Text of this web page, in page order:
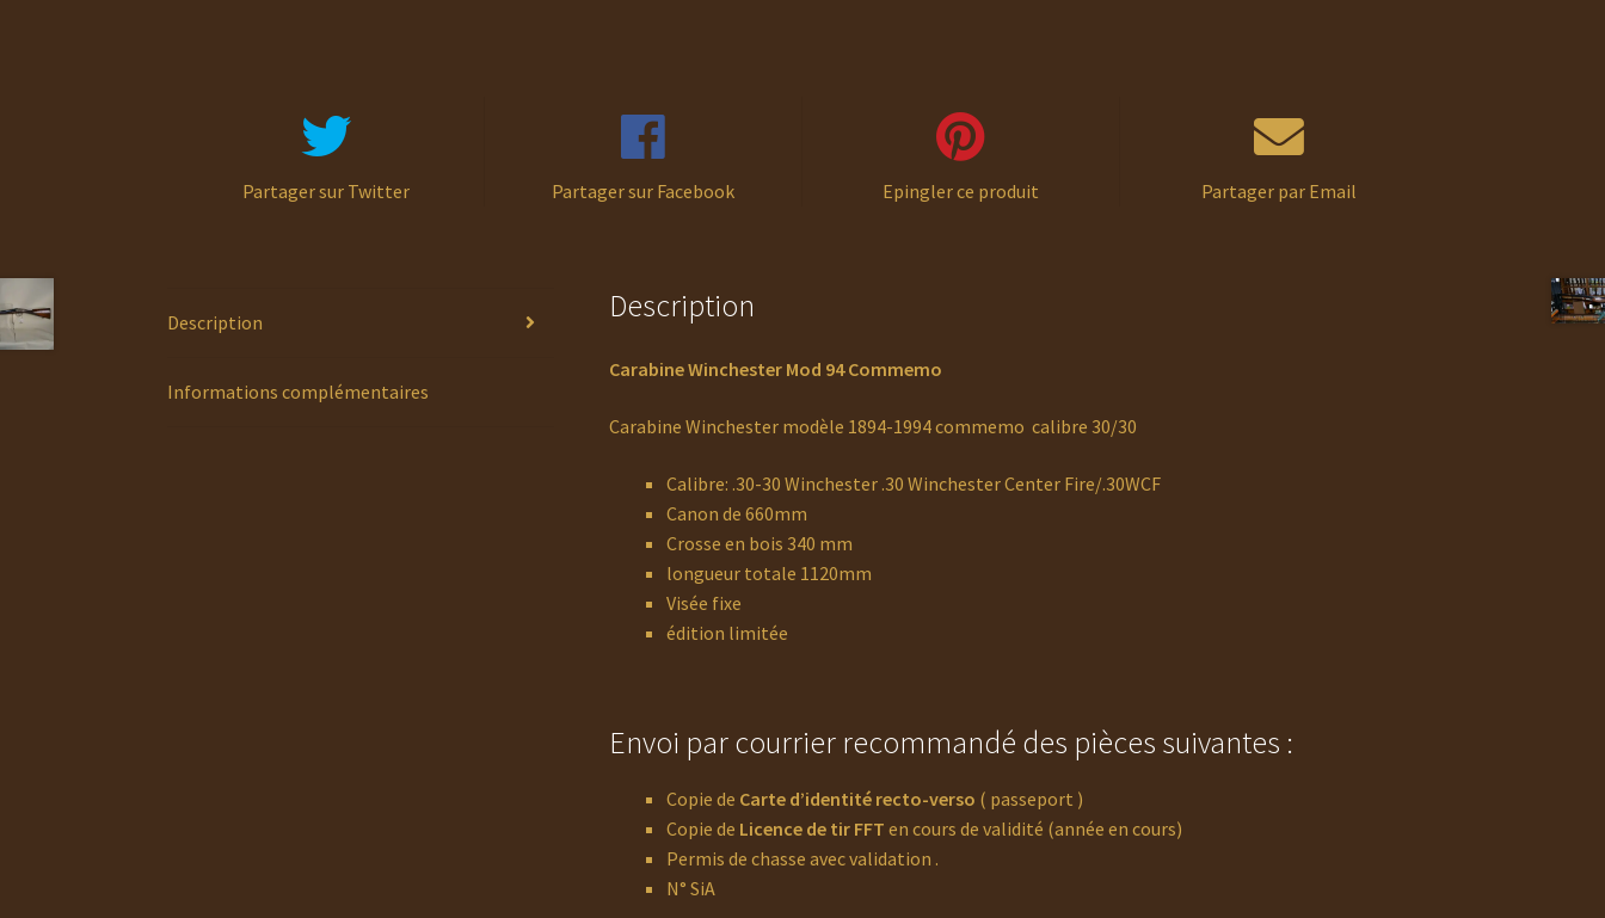
Partager sur Twitter Partager sur Facebook Epingler ce produit Partager par Email
Description
Informations complémentaires
Description
Carabine Winchester Mod 94 Commemo
Carabine Winchester modèle 1894-1994 commemo calibre 30/30
Calibre: .30-30 Winchester .30 Winchester Center Fire/.30WCF
Canon de 660mm
Crosse en bois 340 mm
longueur totale 1120mm
Visée fixe
édition limitée
Envoi par courrier recommandé des pièces suivantes :
Copie de Carte d’identité recto-verso ( passeport )
Copie de Licence de tir FFT en cours de validité (année en cours)
Permis de chasse avec validation .
N° SiA